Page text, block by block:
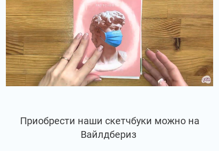
Приобрести наши скетчбуки можно на
Вайлдбериз